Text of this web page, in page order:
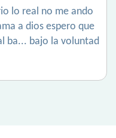
lo real no me ando
a dios espero que
ba... bajo la voluntad